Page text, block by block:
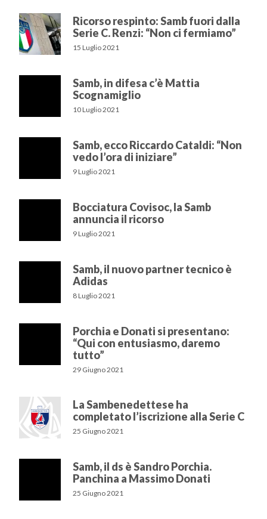
Ricorso respinto: Samb fuori dalla
Serie C. Renzi: “Non ci fermiamo”
15 Luglio 2021
Samb, in difesa c’è Mattia
Scognamiglio
10 Luglio 2021
Samb, ecco Riccardo Cataldi: “Non
vedo l’ora di iniziare”
9 Luglio 2021
Bocciatura Covisoc, la Samb
annuncia il ricorso
9 Luglio 2021
Samb, il nuovo partner tecnico è
Adidas
8 Luglio 2021
Porchia e Donati si presentano:
“Qui con entusiasmo, daremo
tutto”
29 Giugno 2021
La Sambenedettese ha
completato l’iscrizione alla Serie C
25 Giugno 2021
Samb, il ds è Sandro Porchia.
Panchina a Massimo Donati
25 Giugno 2021